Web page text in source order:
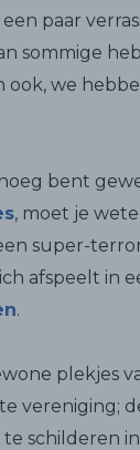
paar
sommige
ook, we
bent
, moet je
super-
afspeelt in
.
plekjes
vereniging;
schilderen